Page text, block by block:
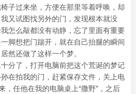
子过来坐，方便在那里等着呼唤，却
又试图找另外的门，发现根本就没
怎么敲都没有动静，忘了里面有重要
脚想把门踹开，就在自己抬腿的瞬间
然还做了这样一个梦。
分了，打开电脑前把这个荒诞的梦记
在拍我的门，赶紧保存文件，关上电
，任他在我的电脑桌上“撒野”，之后